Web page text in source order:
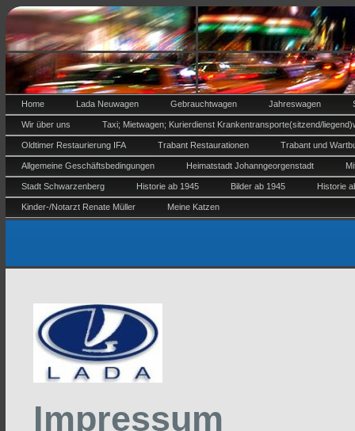
Home Lada Neuwagen Gebrauchtwagen Jahreswagen
Wir über uns Taxi; Mietwagen; Kurierdienst Krankentransporte(sitzend/
Oldtimer Restaurierung IFA Trabant Restaurationen Trabant und
Allgemeine Geschäftsbedingungen Heimatstadt Johanngeorgenstadt
Stadt Schwarzenberg Historie ab 1945 Bilder ab 1945 Historie
Kinder-/Notarzt Renate Müller Meine Katzen
Impressum